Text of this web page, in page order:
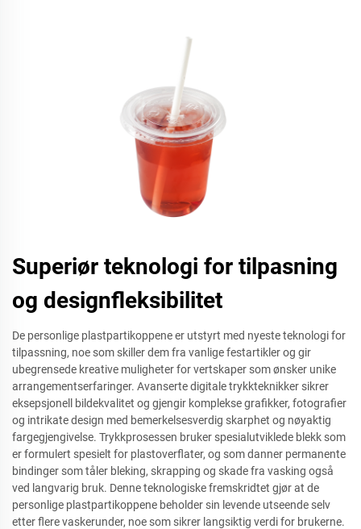
Superiør teknologi for tilpasning
og designfleksibilitet
De personlige plastpartikoppene er utstyrt med nyeste teknologi for
tilpassning, noe som skiller dem fra vanlige festartikler og gir
ubegrensede kreative muligheter for vertskaper som ønsker unike
arrangementserfaringer. Avanserte digitale trykkteknikker sikrer
eksepsjonell bildekvalitet og gjengir komplekse grafikker, fotografier
og intrikate design med bemerkelsesverdig skarphet og nøyaktig
fargegjengivelse. Trykkprosessen bruker spesialutviklede blekk som
er formulert spesielt for plastoverflater, og som danner permanente
bindinger som tåler bleking, skrapping og skade fra vasking også
ved langvarig bruk. Denne teknologiske fremskridtet gjør at de
personlige plastpartikoppene beholder sin levende utseende selv
etter flere vaskerunder, noe som sikrer langsiktig verdi for brukerne.